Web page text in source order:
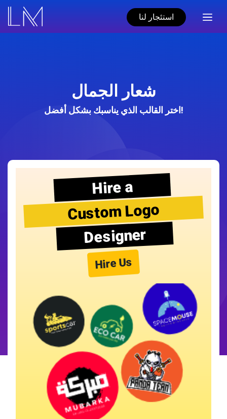
استئجار لنا
شعار الجمال
اختر القالب الذي يناسبك بشكل أفضل!
Hire a
Custom Logo
Designer
Hire Us